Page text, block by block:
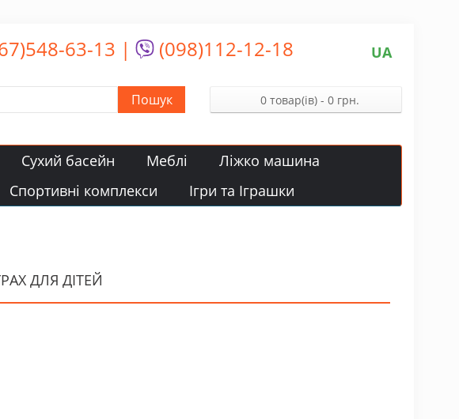
63-13 | (098)112-12-18 UA
Пошук 0 товар(ів) - 0 грн.
Сухий басейн Меблі
Ліжко машина
Спортивні комплекси Ігри та Іграшки
ДЛЯ ДІТЕЙ